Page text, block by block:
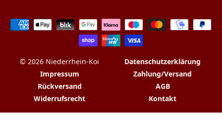
Zahlungsarten
© 2026 Niederrhein-Koi
Datenschutzerklärung
Impressum
Zahlung/Versand
Rückversand
AGB
Widerrufsrecht
Kontakt